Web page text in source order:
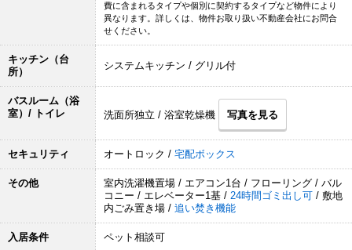
費に含まれるタイプや個別に契約するタイプなど物件により
異なります。詳しくは、物件お取り扱い不動産会社にお問合
せください。
キッチン（台
所）
システムキッチン / グリル付
バスルーム（浴
室）/ トイレ
洗面所独立 / 浴室乾燥機 写真を見る
セキュリティ オートロック / 宅配ボックス
その他
室内洗濯機置場 / エアコン1台 / フローリング / バル
コニー / エレベーター1基 / 24時間ゴミ出し可 / 敷地
内ごみ置き場 / 追い焚き機能
入居条件 ペット相談可